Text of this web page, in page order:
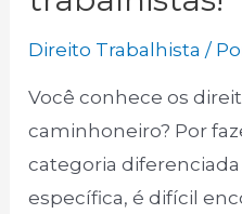
Direito Trabalhista /
Você conhece os
caminhoneiro? Por
categoria
específica, é difícil